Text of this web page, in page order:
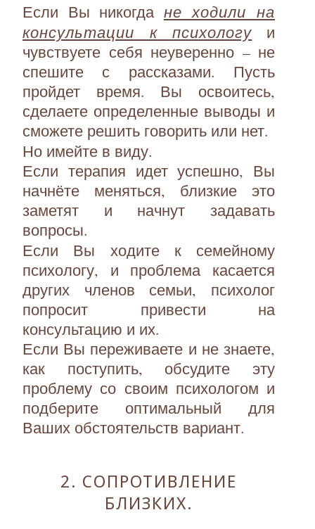
Если Вы никогда не ходили на
консультации к психологу и
чувствуете себя неуверенно – не
спешите с рассказами. Пусть
пройдет время. Вы освоитесь,
сделаете определенные выводы и
сможете решить говорить или нет.
Но имейте в виду.
Если терапия идет успешно, Вы
начнёте меняться, близкие это
заметят и начнут задавать
вопросы.
Если Вы ходите к семейному
психологу, и проблема касается
других членов семьи, психолог
попросит привести на
консультацию и их.
Если Вы переживаете и не знаете,
как поступить, обсудите эту
проблему со своим психологом и
подберите оптимальный для
Ваших обстоятельств вариант.
2. СОПРОТИВЛЕНИЕ
БЛИЗКИХ.